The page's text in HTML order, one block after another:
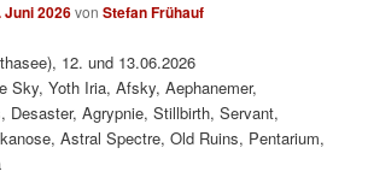
Juni 2026vonStefan Frühauf
12. und 13.06.2026
Sky, Yoth Iria, Afsky, Aephanemer,
Desaster, Agrypnie, Stillbirth, Servant,
Astral Spectre, Old Ruins, Pentarium,